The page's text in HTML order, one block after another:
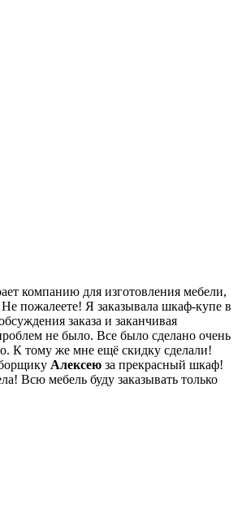
компанию для изготовления мебели,
пожалеете! Я заказывала шкаф-купе в
заказа и заканчивая
не было. Все было сделано очень
К тому же мне ещё скидку сделали!
Алексею за прекрасный шкаф!
Всю мебель буду заказывать только